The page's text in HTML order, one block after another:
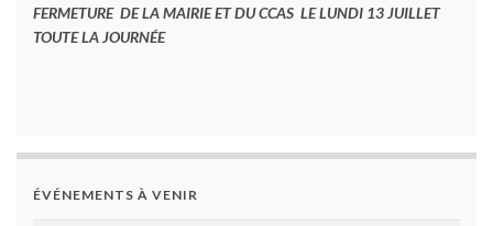
FERMETURE DE LA MAIRIE ET DU CCAS LE LUNDI 13 JUILLET
TOUTE LA JOURNÉE
ÉVÉNEMENTS À VENIR